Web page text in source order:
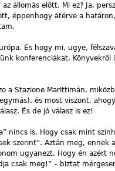
állomás előtt. Mi ez? Ja,
éppenhogy átérve a
És hogy mi, ugye,
konferenciákat. Könyvekről
a Stazione Marittimán,
és most viszont,
És de jó válasz is ez!
nincs is. Hogy csak mint
szerint”. Aztán meg, ennek
ugyanezt. Hogy én azért
csak meg!” – biztat